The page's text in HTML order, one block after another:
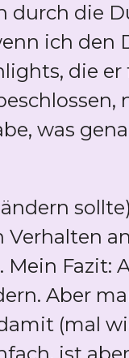
durch die
ich den
die er
was
Fazit:
Aber
(mal